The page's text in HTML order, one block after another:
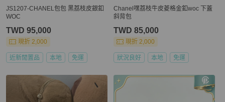
JS1207-CHANEL包包 黑荔枝皮銀釦
WOC
TWD 95,000
現折 2,000
近新閒置品 本地 免運
Chanel嘿荔枝牛皮菱格金釦woc 下蓋
斜背包
TWD 85,000
現折 2,000
狀況良好 本地 免運